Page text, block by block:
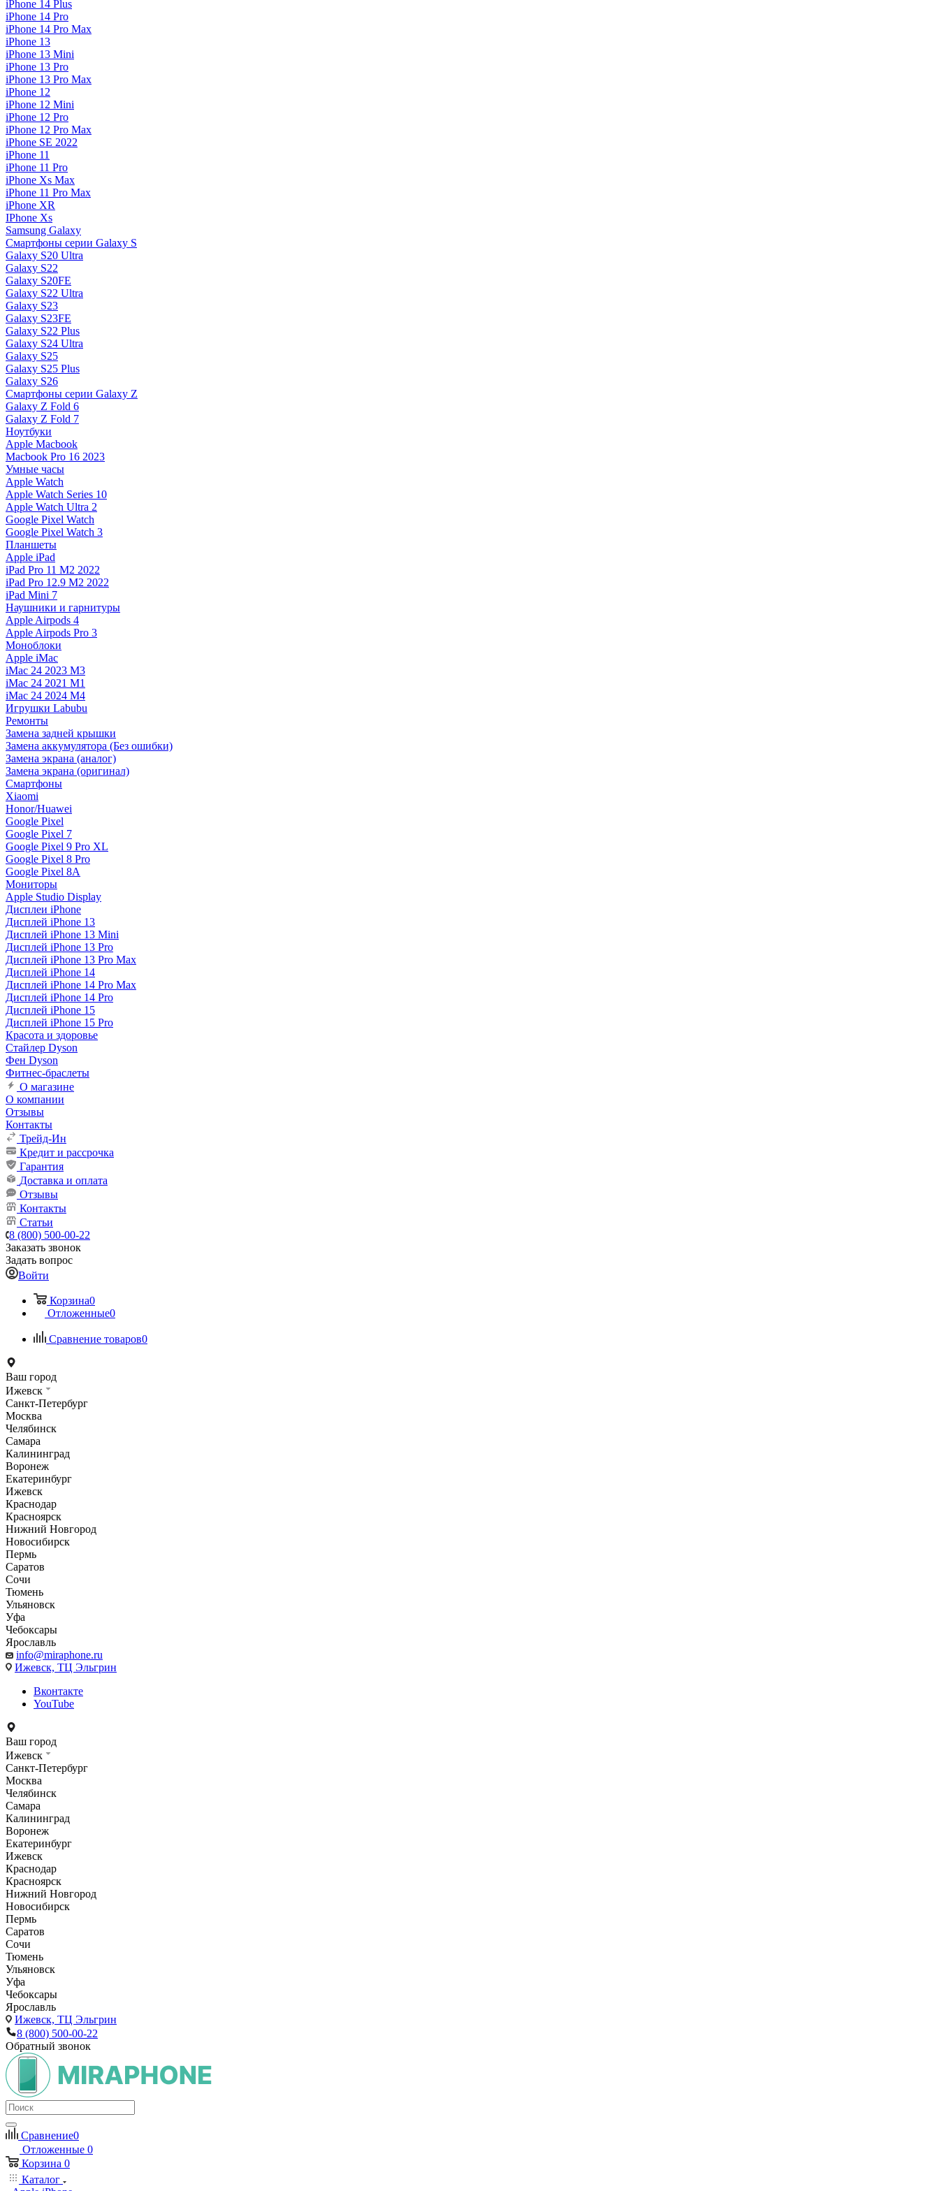
iPhone 14 Plus
iPhone 14 Pro
iPhone 14 Pro Max
iPhone 13
iPhone 13 Mini
iPhone 13 Pro
iPhone 13 Pro Max
iPhone 12
iPhone 12 Mini
iPhone 12 Pro
iPhone 12 Pro Max
iPhone SE 2022
iPhone 11
iPhone 11 Pro
iPhone Xs Max
iPhone 11 Pro Max
iPhone XR
IPhone Xs
Samsung Galaxy
Смартфоны серии Galaxy S
Galaxy S20 Ultra
Galaxy S22
Galaxy S20FE
Galaxy S22 Ultra
Galaxy S23
Galaxy S23FE
Galaxy S22 Plus
Galaxy S24 Ultra
Galaxy S25
Galaxy S25 Plus
Galaxy S26
Смартфоны серии Galaxy Z
Galaxy Z Fold 6
Galaxy Z Fold 7
Ноутбуки
Apple Macbook
Macbook Pro 16 2023
Умные часы
Apple Watch
Apple Watch Series 10
Apple Watch Ultra 2
Google Pixel Watch
Google Pixel Watch 3
Планшеты
Apple iPad
iPad Pro 11 M2 2022
iPad Pro 12.9 M2 2022
iPad Mini 7
Наушники и гарнитуры
Apple Airpods 4
Apple Airpods Pro 3
Моноблоки
Apple iMac
iMac 24 2023 M3
iMac 24 2021 M1
iMac 24 2024 M4
Игрушки Labubu
Ремонты
Замена задней крышки
Замена аккумулятора (Без ошибки)
Замена экрана (аналог)
Замена экрана (оригинал)
Смартфоны
Xiaomi
Honor/Huawei
Google Pixel
Google Pixel 7
Google Pixel 9 Pro XL
Google Pixel 8 Pro
Google Pixel 8A
Мониторы
Apple Studio Display
Дисплеи iPhone
Дисплей iPhone 13
Дисплей iPhone 13 Mini
Дисплей iPhone 13 Pro
Дисплей iPhone 13 Pro Max
Дисплей iPhone 14
Дисплей iPhone 14 Pro Max
Дисплей iPhone 14 Pro
Дисплей iPhone 15
Дисплей iPhone 15 Pro
Красота и здоровье
Стайлер Dyson
Фен Dyson
Фитнес-браслеты
О магазине
О компании
Отзывы
Контакты
Трейд-Ин
Кредит и рассрочка
Гарантия
Доставка и оплата
Отзывы
Контакты
Статьи
8 (800) 500-00-22
Заказать звонок
Задать вопрос
Войти
Корзина0
Отложенные0
Сравнение товаров0
Ваш город
Ижевск
Санкт-Петербург
Москва
Челябинск
Самара
Калининград
Воронеж
Екатеринбург
Ижевск
Краснодар
Красноярск
Нижний Новгород
Новосибирск
Пермь
Саратов
Сочи
Тюмень
Ульяновск
Уфа
Чебоксары
Ярославль
info@miraphone.ru
Ижевск, ТЦ Эльгрин
Вконтакте
YouTube
Ваш город
Ижевск
Санкт-Петербург
Москва
Челябинск
Самара
Калининград
Воронеж
Екатеринбург
Ижевск
Краснодар
Красноярск
Нижний Новгород
Новосибирск
Пермь
Саратов
Сочи
Тюмень
Ульяновск
Уфа
Чебоксары
Ярославль
Ижевск, ТЦ Эльгрин
8 (800) 500-00-22
Обратный звонок
Сравнение0
Отложенные 0
Корзина 0
Каталог